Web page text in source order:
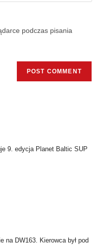
podczas pisania
9. edycja Planet Baltic SUP
na DW163. Kierowca był pod